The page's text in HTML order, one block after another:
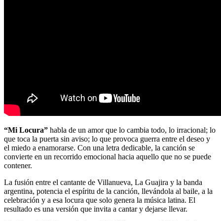
“Mi Locura” habla de un amor que lo cambia todo, lo irracional; lo
que toca la puerta sin aviso; lo que provoca guerra entre el deseo y
el miedo a enamorarse. Con una letra dedicable, la canción se
convierte en un recorrido emocional hacia aquello que no se puede
contener.
La fusión entre el cantante de Villanueva, La Guajira y la banda
argentina, potencia el espíritu de la canción, llevándola al baile, a la
celebración y a esa locura que solo genera la música latina. El
resultado es una versión que invita a cantar y dejarse llevar.